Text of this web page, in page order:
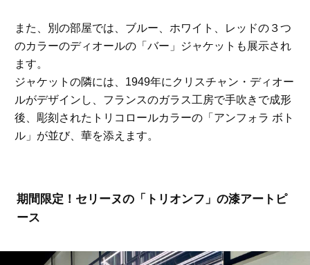
また、別の部屋では、ブルー、ホワイト、レッドの３つ
のカラーのディオールの「バー」ジャケットも展示され
ます。
ジャケットの隣には、1949年にクリスチャン・ディオー
ルがデザインし、フランスのガラス工房で手吹きで成形
後、彫刻されたトリコロールカラーの「アンフォラ ボト
ル」が並び、華を添えます。
期間限定！セリーヌの「トリオンフ」の漆アートピ
ース